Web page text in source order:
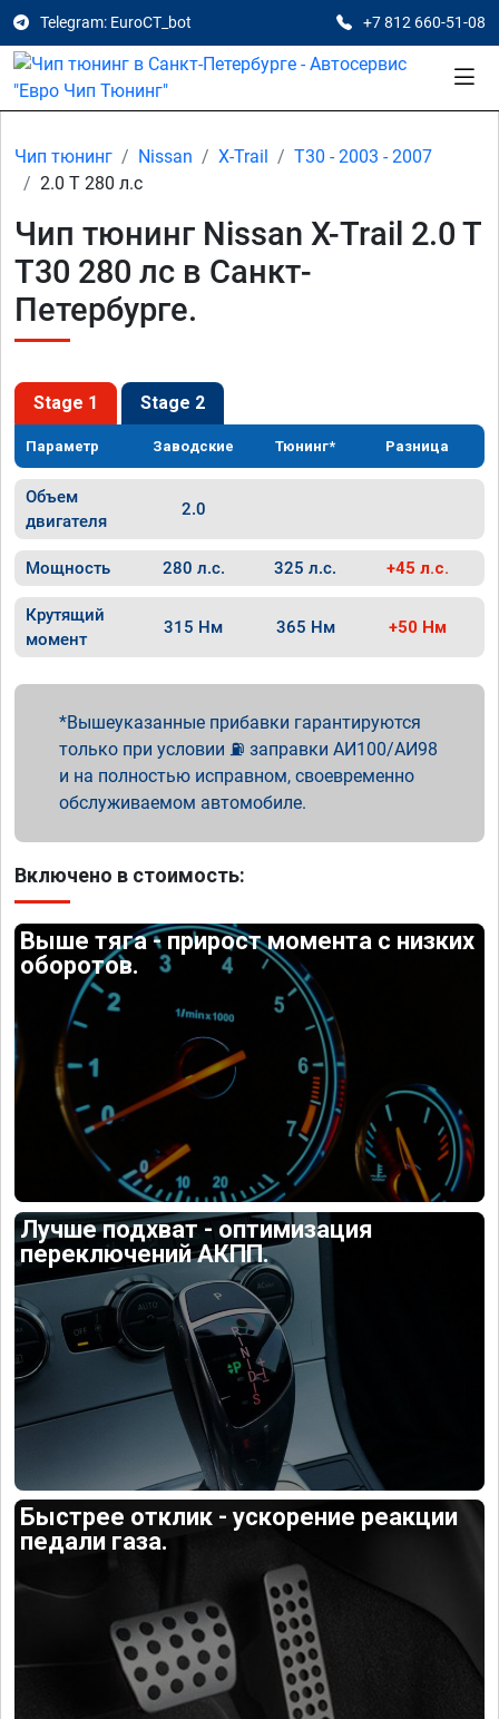
Telegram: EuroCT_bot +7 812 660-51-08
Чип тюнинг Nissan X-Trail
T30 - 2003 - 2007
2.0 T 280 л.с
Чип тюнинг Nissan X-Trail 2.0 T
T30 280 лс в Санкт-
Петербурге.
Stage 1 Stage 2
Параметр Заводские Тюнинг* Разница
Объем
двигателя
2.0
Мощность 280 л.с. 325 л.с. +45 л.с.
Крутящий
момент
315 Нм 365 Нм +50 Нм
Вышеуказанные прибавки гарантируются
только при условии ⛽ заправки АИ100/АИ98
и на полностью исправном, своевременно
обслуживаемом автомобиле.
Включено в стоимость:
Выше тяга - прирост момента с низких
оборотов.
Лучше подхват - оптимизация
переключений АКПП.
Быстрее отклик - ускорение реакции
педали газа.